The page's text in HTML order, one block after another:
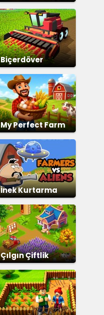
Biçerdöver
My Perfect Farm
İnek Kurtarma
Çılgın Çiftlik